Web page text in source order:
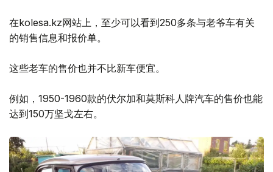
在kolesa.kz网站上，至少可以看到250多条与老爷车有关
的销售信息和报价单。
这些老车的售价也并不比新车便宜。
例如，1950-1960款的伏尔加和莫斯科人牌汽车的售价也能
达到150万坚戈左右。